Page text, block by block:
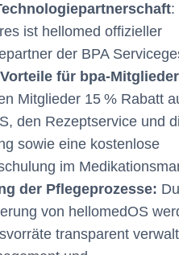
:
ist hellomed offizieller
der BPA
für bpa-Mitglieder
Mitglieder 15 % Rabatt
den Rezeptservice und
sowie eine kostenlose
im
der Pflegeprozesse:
von hellomedOS
transparent